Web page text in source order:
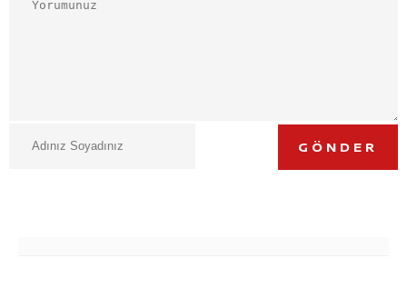
GÖNDER